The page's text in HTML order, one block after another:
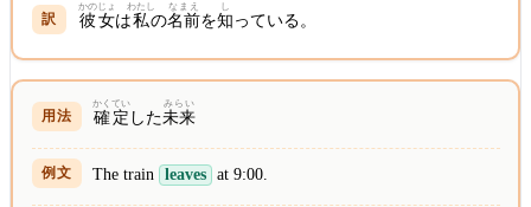
彼女
かのじょ
は私
わたし
の名前
なまえ
を知
し
っている。
確
かく
定
てい
した未来
みらい
The train leaves at 9:00.